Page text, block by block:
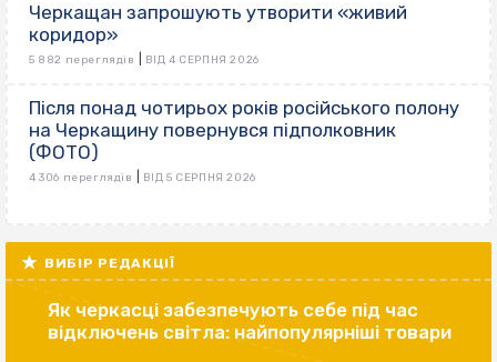
Черкащан запрошують утворити «живий
коридор»
5 882 переглядів ВІД 4 СЕРПНЯ 2026
Після понад чотирьох років російського полону
на Черкащину повернувся підполковник
(ФОТО)
4 306 переглядів ВІД 5 СЕРПНЯ 2026
ВИБІР РЕДАКЦІЇ
Як черкасці забезпечують себе під час
відключень світла: найпопулярніші товари